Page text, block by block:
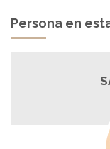
Persona en